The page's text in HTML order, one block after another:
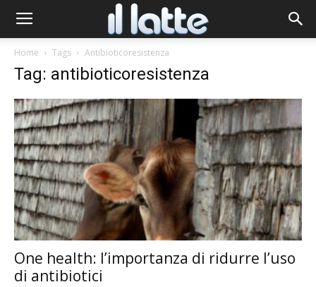
Home Tags Antibioticoresistenza
Tag: antibioticoresistenza
One health: l’importanza di ridurre l’uso
di antibiotici